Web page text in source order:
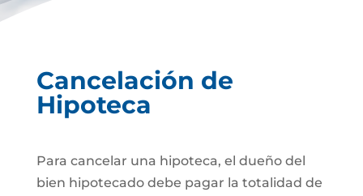
Cancelación de
Hipoteca
Para cancelar una hipoteca, el dueño del
bien hipotecado debe pagar la totalidad de